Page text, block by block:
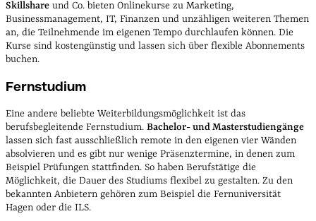
Skillshare und Co. bieten Onlinekurse zu Marketing,
Businessmanagement, IT, Finanzen und unzähligen weiteren Themen
an, die Teilnehmende im eigenen Tempo durchlaufen können. Die
Kurse sind kostengünstig und lassen sich über flexible Abonnements
buchen.
Fernstudium
Eine andere beliebte Weiterbildungsmöglichkeit ist das
berufsbegleitende Fernstudium. Bachelor- und Masterstudiengänge
lassen sich fast ausschließlich remote in den eigenen vier Wänden
absolvieren und es gibt nur wenige Präsenztermine, in denen zum
Beispiel Prüfungen stattfinden. So haben Berufstätige die
Möglichkeit, die Dauer des Studiums flexibel zu gestalten. Zu den
bekannten Anbietern gehören zum Beispiel die Fernuniversität
Hagen oder die ILS.